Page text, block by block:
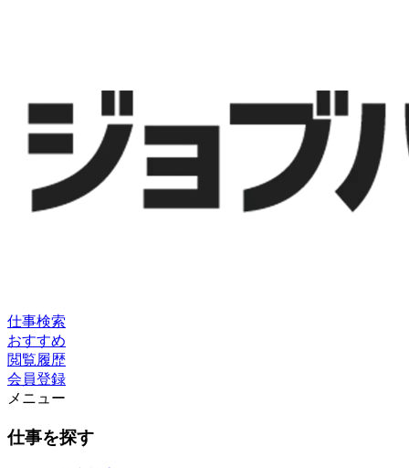
仕事検索
おすすめ
閲覧履歴
会員登録
メニュー
仕事を探す